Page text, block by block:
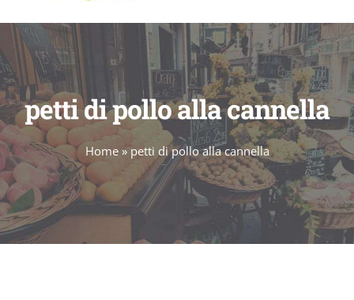
petti di pollo alla cannella
Home»petti di pollo alla cannella